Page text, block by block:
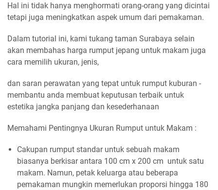
Hal ini tidak hanya menghormati orang-orang yang dicintai
tetapi juga meningkatkan aspek umum dari pemakaman.
Dalam tutorial ini, kami tukang taman Surabaya selain
akan membahas harga rumput jepang untuk makam juga
cara memilih ukuran, jenis,
dan saran perawatan yang tepat untuk rumput kuburan -
membantu anda membuat keputusan terbaik untuk
estetika jangka panjang dan kesederhanaan
Memahami Pentingnya Ukuran Rumput untuk Makam :
Cakupan rumput standar untuk sebuah makam
biasanya berkisar antara 100 cm x 200 cm untuk satu
makam. Namun, petak keluarga atau beberapa
pemakaman mungkin memerlukan proporsi hingga 180